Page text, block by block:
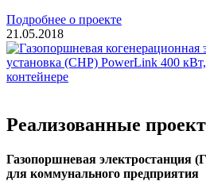
Подробнее о проекте
21.05.2018
Реализованные
Газопоршневая электростанция
для коммунального предприятия